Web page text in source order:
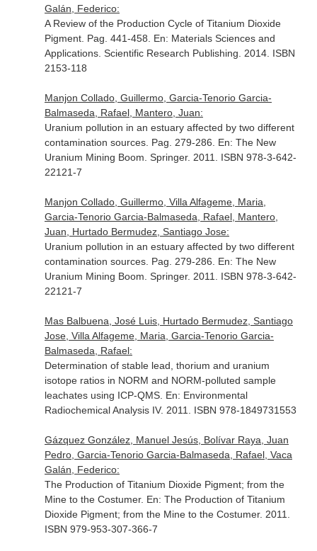
Galán, Federico:
A Review of the Production Cycle of Titanium Dioxide
Pigment. Pag. 441-458. En: Materials Sciences and
Applications. Scientific Research Publishing. 2014. ISBN
2153-118
Manjon Collado, Guillermo, Garcia-Tenorio Garcia-
Balmaseda, Rafael, Mantero, Juan:
Uranium pollution in an estuary affected by two different
contamination sources. Pag. 279-286. En: The New
Uranium Mining Boom . Springer. 2011. ISBN 978-3-642-
22121-7
Manjon Collado, Guillermo, Villa Alfageme, Maria,
Garcia-Tenorio Garcia-Balmaseda, Rafael, Mantero,
Juan, Hurtado Bermudez, Santiago Jose:
Uranium pollution in an estuary affected by two different
contamination sources. Pag. 279-286. En: The New
Uranium Mining Boom . Springer. 2011. ISBN 978-3-642-
22121-7
Mas Balbuena, José Luis, Hurtado Bermudez, Santiago
Jose, Villa Alfageme, Maria, Garcia-Tenorio Garcia-
Balmaseda, Rafael:
Determination of stable lead, thorium and uranium
isotope ratios in NORM and NORM-polluted sample
leachates using ICP-QMS. En: Environmental
Radiochemical Analysis IV. 2011. ISBN 978-1849731553
Gázquez González, Manuel Jesús, Bolívar Raya, Juan
Pedro, Garcia-Tenorio Garcia-Balmaseda, Rafael, Vaca
Galán, Federico:
The Production of Titanium Dioxide Pigment; from the
Mine to the Costumer. En: The Production of Titanium
Dioxide Pigment; from the Mine to the Costumer. 2011.
ISBN 979-953-307-366-7